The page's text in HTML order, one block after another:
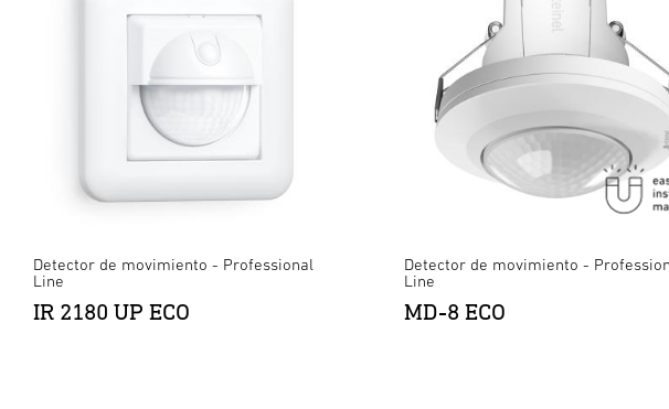
Detector de movimiento - Professional
Line
IR 2180 UP ECO
Detector de movimiento -
Line
MD-8 ECO